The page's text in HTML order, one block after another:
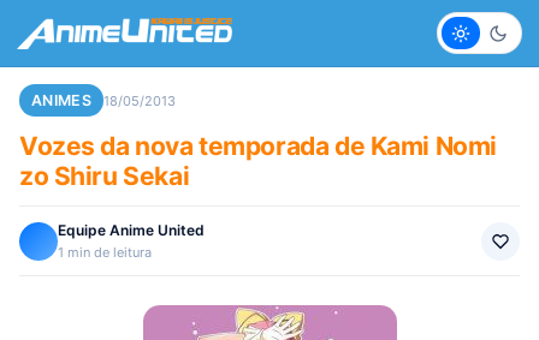
Claro
ANIMES 18/05/2013
Vozes da nova temporada de Kami Nomi
zo Shiru Sekai
Equipe Anime United
1 min de leitura